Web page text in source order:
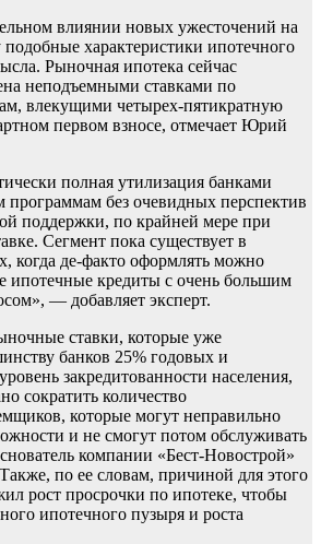
влиянии новых ужесточений на
характеристики ипотечного
Рыночная ипотека сейчас
неподъемными ставками по
влекущими четырех-пятикратную
первом взносе, отмечает Юрий
полная утилизация банками
без очевидных перспектив
поддержки, по крайней мере при
Сегмент пока существует в
когда де-факто оформлять можно
ипотечные кредиты с очень большим
— добавляет эксперт.
ставки, которые уже
банков 25% годовых и
закредитованности населения,
сократить количество
которые могут неправильно
и не смогут потом обслуживать
компании «Бест-Новострой»
по ее словам, причиной для этого
рост просрочки по ипотеке, чтобы
ипотечного пузыря и роста